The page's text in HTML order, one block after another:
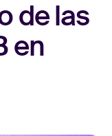
de las
en